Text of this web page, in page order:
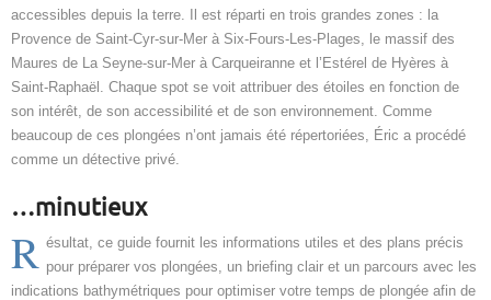
accessibles depuis la terre. Il est réparti en trois grandes zones : la
Provence de Saint-Cyr-sur-Mer à Six-Fours-Les-Plages, le massif des
Maures de La Seyne-sur-Mer à Carqueiranne et l’Estérel de Hyères à
Saint-Raphaël. Chaque spot se voit attribuer des étoiles en fonction de
son intérêt, de son accessibilité et de son environnement. Comme
beaucoup de ces plongées n’ont jamais été répertoriées, Éric a procédé
comme un détective privé.
…minutieux
R ésultat, ce guide fournit les informations utiles et des plans précis
pour préparer vos plongées, un briefing clair et un parcours avec les
indications bathymétriques pour optimiser votre temps de plongée afin de